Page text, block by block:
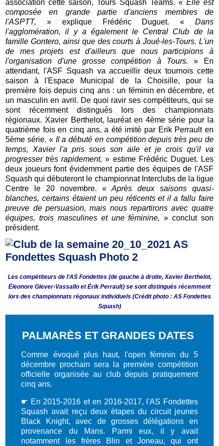
association cette saison, Tours Squash Teams. « Elle est
composée en grande partie d'anciens membres de
l'ASPTT, » explique Frédéric Duguet. « Dans
l'agglomération, il y a également le Central Club de la
famille Gontero, ainsi que des courts à Joué-les-Tours. L'un
de mes projets est d'ailleurs que nous participions à
l'organisation d'une grosse compétition à Tours.» En
attendant, l'ASF Squash va accueillir deux tournois cette
saison à l'Espace Municipal de la Choisille, pour la
première fois depuis cinq ans : un féminin en décembre, et
un masculin en avril. De quoi ravir ses compétiteurs, qui se
sont récemment distingués lors des championnats
régionaux. Xavier Berthelot, lauréat en 4ème série pour la
quatrième fois en cinq ans, a été imité par Erik Perrault en
5ème série. «Il a débuté en compétition depuis très peu de
temps, Xavier l'a pris sous son aile et je crois qu'il va
progresser très rapidement,» estime Frédéric Duguet. Les
deux joueurs font évidemment partie des équipes de l'ASF
Squash qui débuteront le championnat Interclubs de la ligue
Centre le 20 novembre. «Après deux saisons quasi-
blanches, certains étaient un peu réticents et il a fallu faire
preuve de persuasion, mais nous repartirons avec quatre
équipes, trois masculines et une féminine, » conclut son
président.
Les compétiteurs de l'AS Fondettes (de gauche à droite, Xavier Berthelot,
Éleonore Glever-Vassallo et Érik Perrault) se sont distingués récemment
lors des championnats régonaux individuels (Crédit photo : AS Fondettes
Squash)
PALMARÈS ET GRANDES DATES
Comme évoqué plus haut, l'open féminin du 5
décembre prochain sera la première compétition
officielle organisée au club depuis pratiquement
cinq ans.
☛ En 2015-2016 et en 2016-2017, l'AS Fondettes
Squash avait reçu deux étapes du circuit jeunes
Black Knight, avec de grosses délégations en
provenance du Mans. Parmi eux, il y avait
notamment les frères Blin et Joneau, qui ont